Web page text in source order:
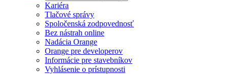
Kariéra
Tlačové správy
Spoločenská zodpovednosť
Bez nástrah online
Nadácia Orange
Orange pre developerov
Informácie pre stavebníkov
Vyhlásenie o prístupnosti